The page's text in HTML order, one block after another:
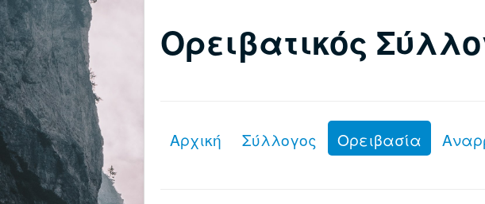
Ορειβατικός
Αρχική Σύλλογος Ορειβασία